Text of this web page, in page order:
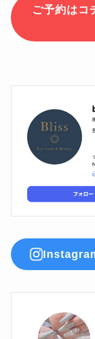
ご予約はコ